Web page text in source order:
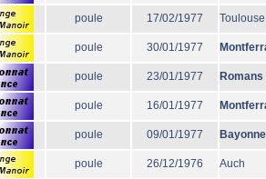
poule 17/02/1977 Toulouse
poule 30/01/1977
poule 23/01/1977 Romans
poule 16/01/1977
poule 09/01/1977 Bayonne
poule 26/12/1976 Auch